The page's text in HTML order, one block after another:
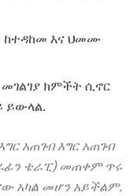
ከተዳከመ እና ህመሙ
ክምችት ሲኖር
ይውላል.
አጠገብ እግር አጠገብ
ቴራፒ) መጠቀም ጥሩ
አካል መሆን አይችልም.